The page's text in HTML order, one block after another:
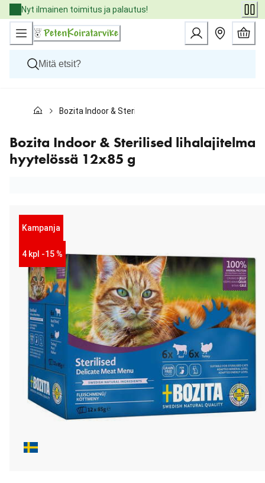
Skip
to
Content
Nyt ilmainen toimitus ja palautus!
Kissat
Eläinlääkäriruoat
Tuotemerkit
Uutuudet
Bozita Indoor & Sterilised lihalajitelma hyytelössä
Bozita Indoor & Sterilised lihalajitelma
hyytelössä 12x85 g
Kampanja
4 kpl -15 %